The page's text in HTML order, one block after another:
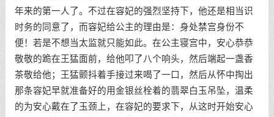
年来的第一人了。不过在容妃的强烈坚持下，他还是相当识
时务的同意了，而容妃给公主的理由是：身处禁宫身份不
便！若是不想当太监就只能如此。在公主寝宫中，安心恭恭
敬敬的跪在王猛面前，给他叩了八个响头，然后端起一盏香
茶敬给他；王猛颤抖着手接过来喝了一口，然后从怀中掏出
那条容妃早就准备好的用金银丝栓着的翡翠白玉吊坠，温柔
的为安心戴在了玉颈上，在容妃的要求下，从这时开始安心